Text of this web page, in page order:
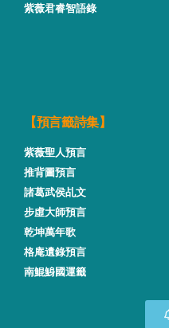
紫薇君睿智語錄
【預言籤詩集】
紫薇聖人預言
推背圖預言
諸葛武侯乩文
步虛大師預言
乾坤萬年歌
格庵遺錄預言
南鯤鯓國運籤